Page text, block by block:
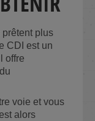
prêtent plus
CDI est un
offre
voie et vous
alors